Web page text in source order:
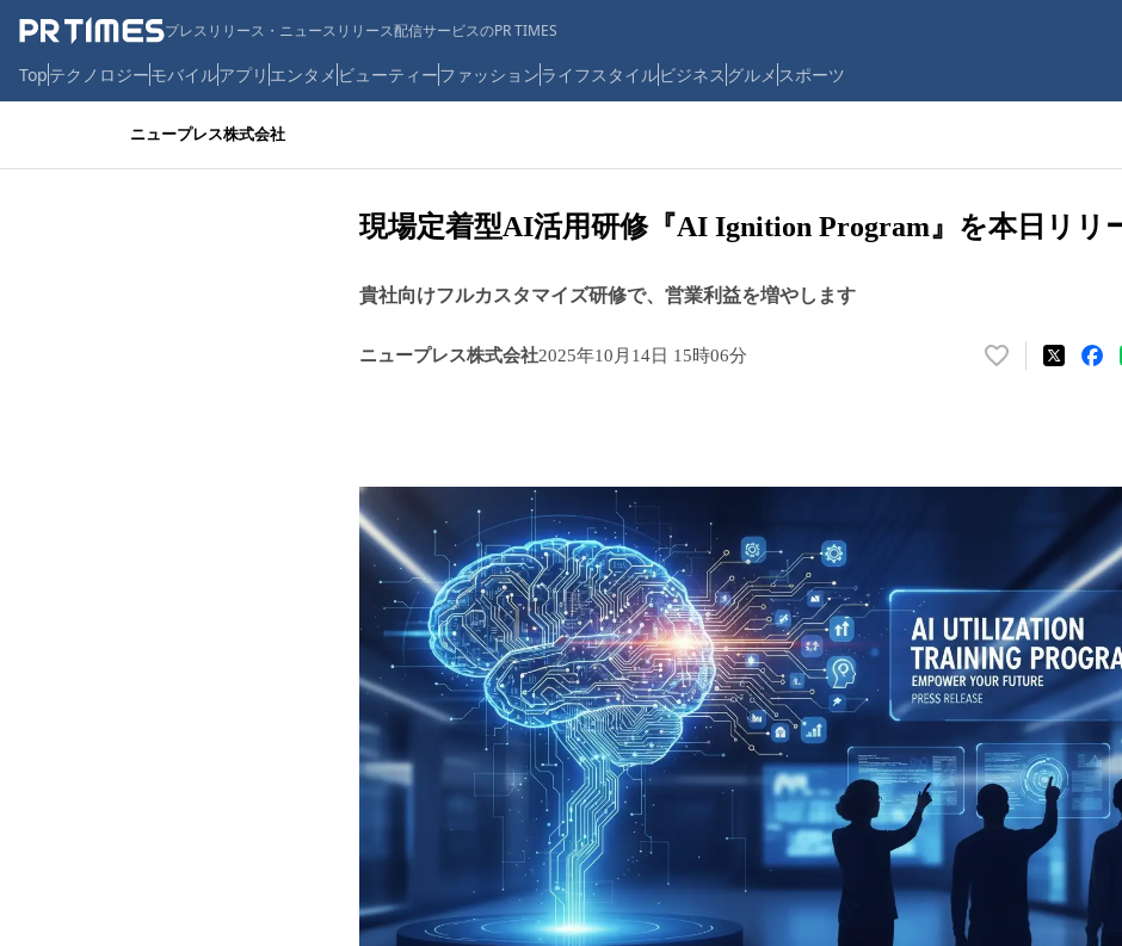
プレスリリース・ニュースリリース配信サービスのPR TIMES
Topテクノロジーモバイルアプリ エンタメ ビューティーファッションライフスタイルビジネス グルメ スポーツ
ニュープレス株式会社
現場定着型AI活用研修『AI Ignition Program』を本日リリ
貴社向けフルカスタマイズ研修で、営業利益を増やします
ニュープレス株式会社2025年10月14日 15時06分
い
を
み
中
で
す